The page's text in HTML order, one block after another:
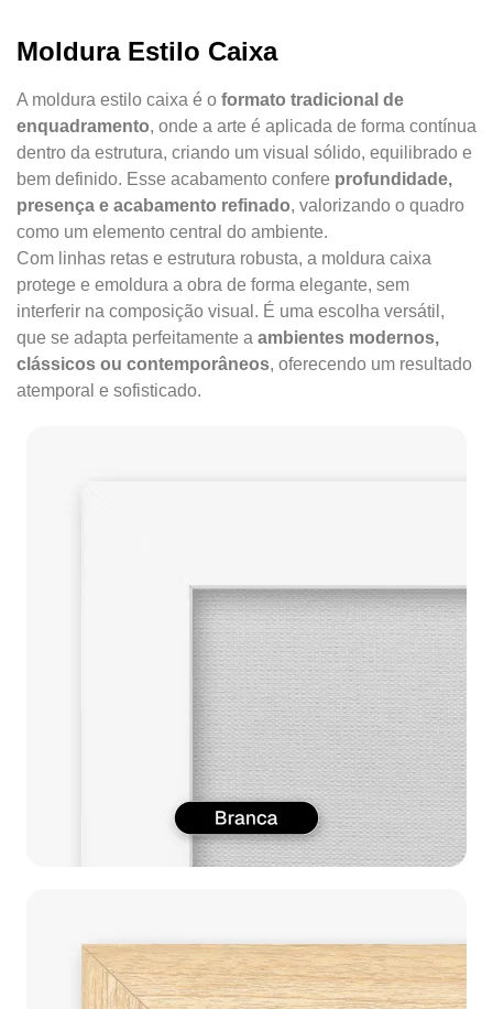
Moldura Estilo Caixa
A moldura estilo caixa é o formato tradicional de
enquadramento, onde a arte é aplicada de forma contínua
dentro da estrutura, criando um visual sólido, equilibrado e
bem definido. Esse acabamento confere profundidade,
presença e acabamento refinado, valorizando o quadro
como um elemento central do ambiente.
Com linhas retas e estrutura robusta, a moldura caixa
protege e emoldura a obra de forma elegante, sem
interferir na composição visual. É uma escolha versátil,
que se adapta perfeitamente a ambientes modernos,
clássicos ou contemporâneos, oferecendo um resultado
atemporal e sofisticado.